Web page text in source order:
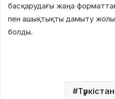
басқарудағы жаңа
пен ашықтықты дамыту
болды.